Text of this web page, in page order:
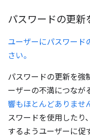
パスワードの更新
ユーザーにパスワード
さい。
パスワードの更新を強
ーザーの不満につなが
響もほとんどありませ
スワードを使用したり
するようユーザーに促